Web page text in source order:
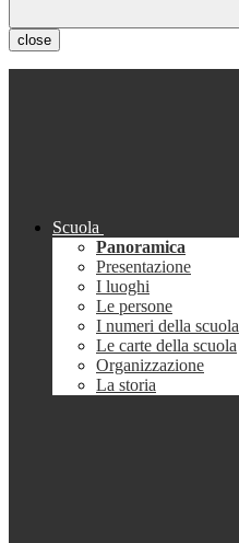
close
Scuola
Panoramica
Presentazione
I luoghi
Le persone
I numeri della scuola
Le carte della scuola
Organizzazione
La storia